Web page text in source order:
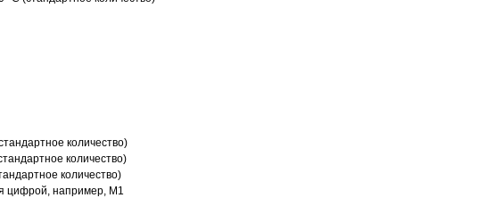
количество)
количество)
количество)
цифрой, например, M1